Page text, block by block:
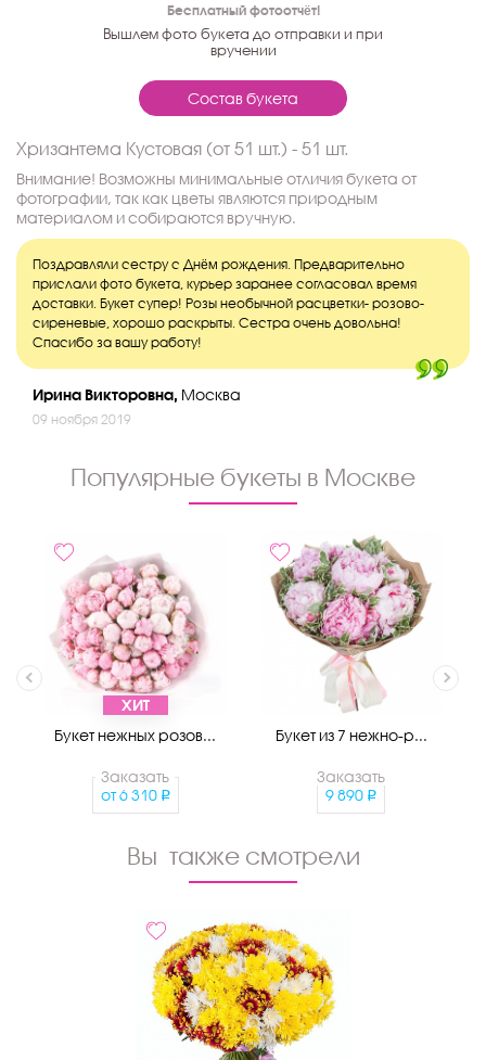
Бесплатный фотоотчёт!
Вышлем фото букета до отправки и при
вручении
Состав букета
Хризантема Кустовая (от 51 шт.) - 51 шт.
Внимание! Возможны минимальные отличия букета от
фотографии, так как цветы являются природным
материалом и собираются вручную.
Поздравляли сестру с Днём рождения. Предварительно
прислали фото букета, курьер заранее согласовал время
доставки. Букет супер! Розы необычной расцветки- розово-
сиреневые, хорошо раскрыты. Сестра очень довольна!
Спасибо за вашу работу!
Ирина Викторовна, Москва
09 ноября 2019
Популярные букеты в Москве
ХИТ
Букет нежных розов...
Заказать
от 6 310
Букет из 7 нежно-р...
Заказать
9 890
Вы также смотрели